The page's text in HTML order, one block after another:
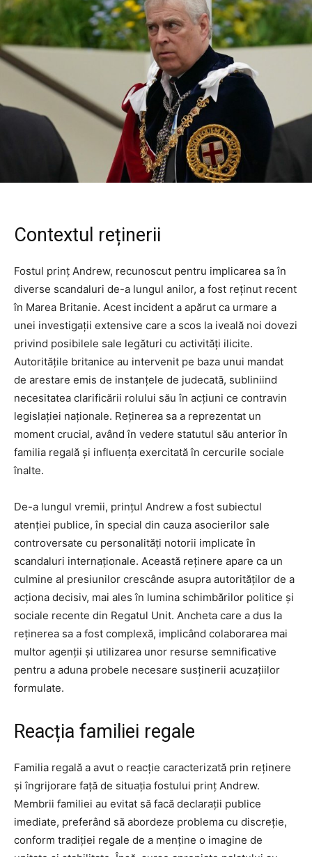
Contextul reținerii
Fostul prinț Andrew, recunoscut pentru implicarea sa în
diverse scandaluri de-a lungul anilor, a fost reținut recent
în Marea Britanie. Acest incident a apărut ca urmare a
unei investigații extensive care a scos la iveală noi dovezi
privind posibilele sale legături cu activități ilicite.
Autoritățile britanice au intervenit pe baza unui mandat
de arestare emis de instanțele de judecată, subliniind
necesitatea clarificării rolului său în acțiuni ce contravin
legislației naționale. Reținerea sa a reprezentat un
moment crucial, având în vedere statutul său anterior în
familia regală și influența exercitată în cercurile sociale
înalte.
De-a lungul vremii, prințul Andrew a fost subiectul
atenției publice, în special din cauza asocierilor sale
controversate cu personalități notorii implicate în
scandaluri internaționale. Această reținere apare ca un
culmine al presiunilor crescânde asupra autorităților de a
acționa decisiv, mai ales în lumina schimbărilor politice și
sociale recente din Regatul Unit. Ancheta care a dus la
reținerea sa a fost complexă, implicând colaborarea mai
multor agenții și utilizarea unor resurse semnificative
pentru a aduna probele necesare susținerii acuzațiilor
formulate.
Reacția familiei regale
Familia regală a avut o reacție caracterizată prin reținere
și îngrijorare față de situația fostului prinț Andrew.
Membrii familiei au evitat să facă declarații publice
imediate, preferând să abordeze problema cu discreție,
conform tradiției regale de a menține o imagine de